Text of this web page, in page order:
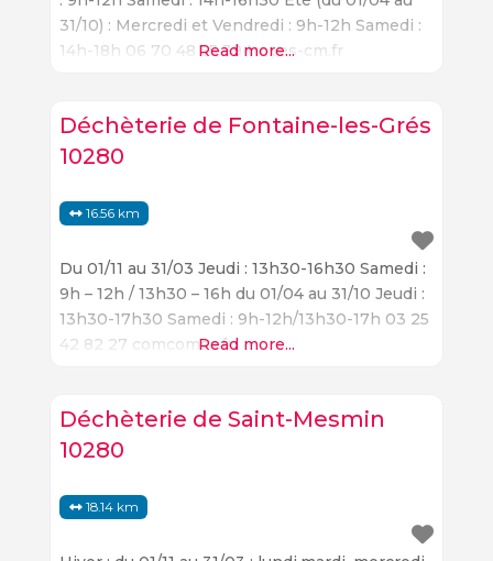
31/10) : Mercredi et Vendredi : 9h-12h Samedi :
14h-18h 06 70 48 55 39 troyes-cm.fr
Read more...
Déchèterie de Fontaine-les-Grés
10280
16.56 km
Du 01/11 au 31/03 Jeudi : 13h30-16h30 Samedi :
9h – 12h / 13h30 – 16h du 01/04 au 31/10 Jeudi :
13h30-17h30 Samedi : 9h-12h/13h30-17h 03 25
42 82 27 comcomsa.frRead more...
Déchèterie de Saint-Mesmin
10280
18.14 km